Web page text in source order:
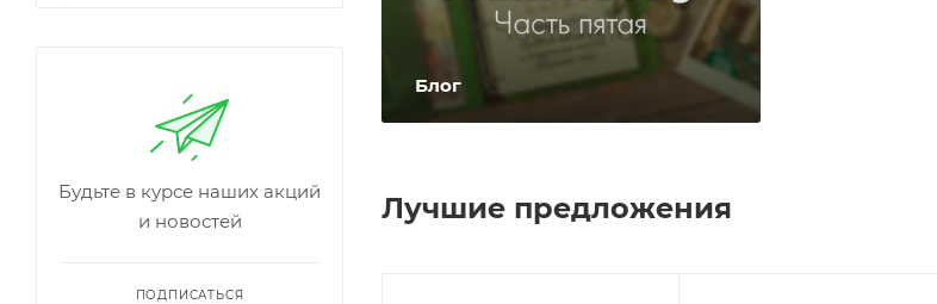
Блог
Лучшие предложения
Будьте в курсе наших акций
и новостей
ПОДПИСАТЬСЯ